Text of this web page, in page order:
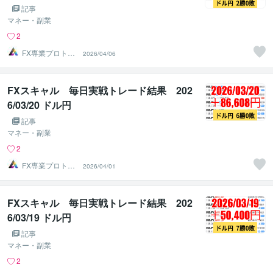
記事
マネー・副業
2
FX専業プロトレ
ーダーのAチーム
2026/04/06
FXスキャル 毎日実戦トレード結果 202
6/03/20 ドル円
記事
マネー・副業
2
FX専業プロトレ
ーダーのAチーム
2026/04/01
FXスキャル 毎日実戦トレード結果 202
6/03/19 ドル円
記事
マネー・副業
2